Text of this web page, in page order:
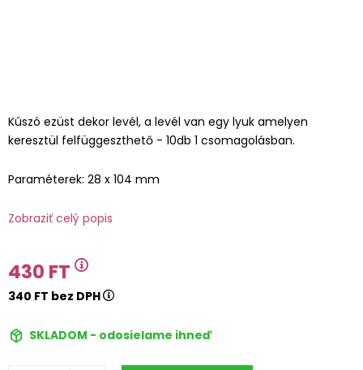
Kúszó ezüst dekor levél, a levél van egy lyuk amelyen
keresztül felfüggeszthető - 10db 1 csomagolásban.
Paraméterek: 28 x 104 mm
Zobraziť celý popis
430 FT
340 FT bez DPH
SKLADOM - odosielame ihneď